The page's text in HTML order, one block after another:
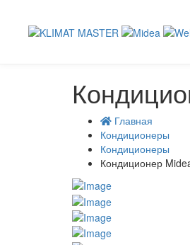
Главная
Кондиционеры
Кондиционеры
Кондиционер